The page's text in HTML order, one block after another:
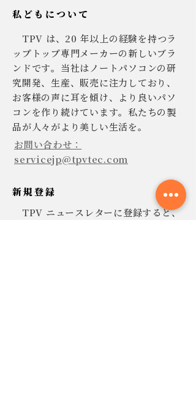
私どもについて
TPV は、20 年以上の経験を持つラ
ップトップ専門メーカーの新しいブラ
ンドです。当社はノートパソコンの研
究開発、生産、販売に注力しており、
お客様の声に耳を傾け、より良いパソ
コンを作り続けています。私たちの製
品が人々がより美しい生活を。
お問い合わせ：
servicejp@tpvtec.com
新規登録
TPV ニュースレターに登録すると、